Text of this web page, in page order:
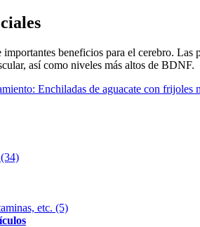
beneficios para el cerebro. Las
así como niveles más altos de BDNF.
Enchiladas de aguacate con frijoles
(34)
etc. (5)